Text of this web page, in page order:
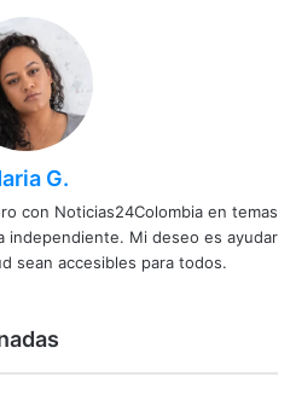
G.
con Noticias24Colombia en temas
independiente. Mi deseo es ayudar
sean accesibles para todos.